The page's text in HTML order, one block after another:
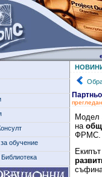
обучение
Модел
на
ФРМС.